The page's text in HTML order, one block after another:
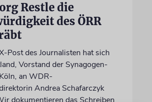
Restle die
des ÖRR
Post des Journalisten hat sich
Vorstand der Synagogen-
an WDR-
Andrea Schafarczyk